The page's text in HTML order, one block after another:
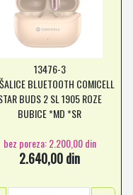
13476-3
BLUETOOTH COMICELL
BUDS 2 SL 1905 ROZE
BUBICE *MD *SR
bez poreza: 2.200,00 din
2.640,00 din